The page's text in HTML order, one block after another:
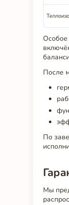
Особое
После
По
Мы